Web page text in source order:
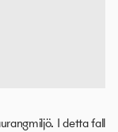
I detta fall